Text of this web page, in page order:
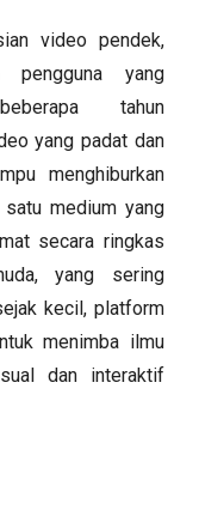
video pendek,
pengguna yang
tahun
yang padat dan
menghiburkan
medium yang
secara ringkas
yang sering
kecil, platform
menimba ilmu
dan interaktif